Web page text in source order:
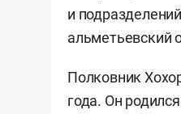
и
альметьевский
Полковник
года. Он